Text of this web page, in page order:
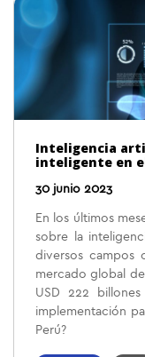
Inteligencia
inteligente en
30 junio 2023
En los últimos
sobre la
diversos campos
mercado global
USD 222
implementación
Perú?